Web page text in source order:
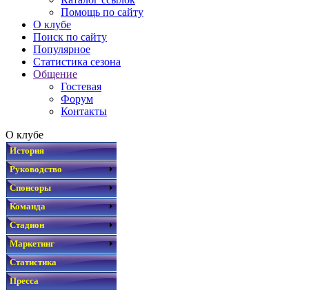
Помощь по сайту
О клубе
Поиск по сайту
Популярное
Статистика сезона
Общение
Гостевая
Форум
Контакты
О клубе
История
Руководство
Спонсоры
Команда
Стадион
Маркетинг
Статистика
Пресса